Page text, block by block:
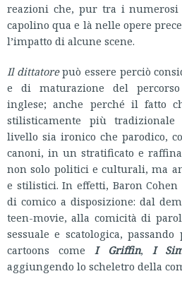
reazioni che, pur tra i numerosi
capolino qua e là nelle opere
l’impatto di alcune scene.
Il dittatorepuò essere perciò
e di maturazione del percorso
inglese; anche perché il fatto
stilisticamente più
livello sia ironico che parodico,
canoni, in un stratificato e
non solo politici e culturali, ma
e stilistici. In effetti, Baron
di comico a disposizione: dal
teen-movie, alla comicità di
sessuale e scatologica,
cartoons come I Griffin, I
aggiungendo lo scheletro della